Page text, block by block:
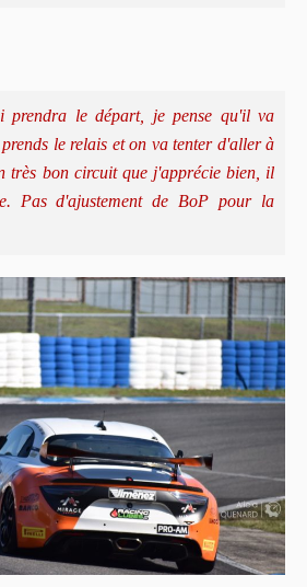
prendra le départ, je pense qu'il va
le relais et on va tenter d'aller à
très bon circuit que j'apprécie bien, il
Pas d'ajustement de BoP pour la